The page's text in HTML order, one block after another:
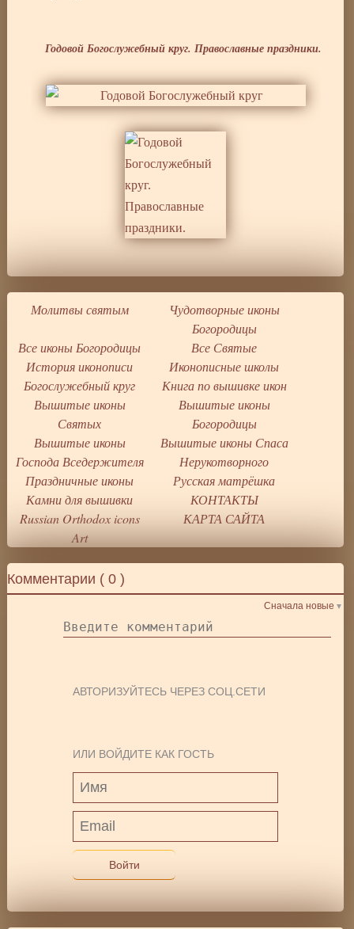
Годовой Богослужебный круг. Православные праздники.
Комментарии (0 )
Сначала новые
АВТОРИЗУЙТЕСЬ ЧЕРЕЗ СОЦ.СЕТИ
ИЛИ ВОЙДИТЕ КАК ГОСТЬ
Войти
Молитвы святым
Чудотворные иконы
Богородицы
Все иконы Богородицы
Все Святые
История иконописи
Иконописные школы
Богослужебный круг
Книга по вышивке икон
Вышитые иконы
Святых
Вышитые иконы
Богородицы
Вышитые иконы
Господа Вседержителя
Вышитые иконы Спаса
Нерукотворного
Праздничные иконы
Русская матрёшка
Камни для вышивки
КОНТАКТЫ
Russian Orthodox icons
Art
КАРТА САЙТА